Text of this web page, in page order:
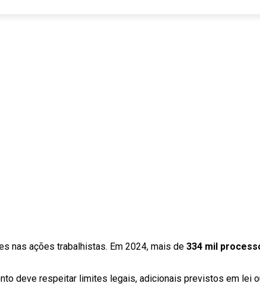
nas ações trabalhistas. Em 2024, mais de 334 mil
deve respeitar limites legais, adicionais previstos em lei